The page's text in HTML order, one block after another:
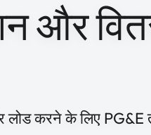
और
करने के लिए PG&E